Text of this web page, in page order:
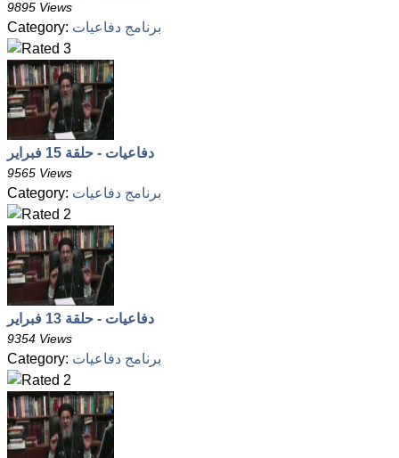
9895 Views
Category: برنامج دفاعيات
دفاعيات - حلقة 15 فبراير
9565 Views
Category: برنامج دفاعيات
دفاعيات - حلقة 13 فبراير
9354 Views
Category: برنامج دفاعيات